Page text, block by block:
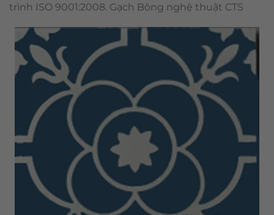
trình ISO 9001:2008. Gạch Bông nghệ thuật CTS